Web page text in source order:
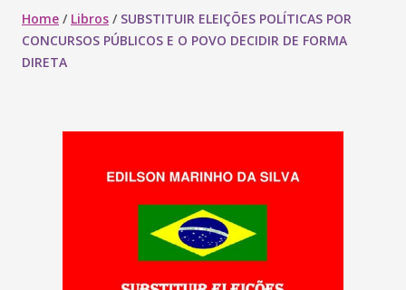
Home / Libros / SUBSTITUIR ELEIÇÕES POLÍTICAS POR
CONCURSOS PÚBLICOS E O POVO DECIDIR DE FORMA
DIRETA